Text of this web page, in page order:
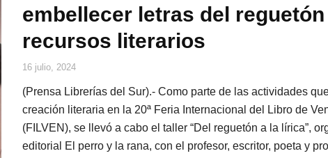
embellecer letras del
recursos literarios
16 julio, 2024
(Prensa Librerías del Sur).- Como parte de las actividades
creación literaria en la 20ª Feria Internacional del Libro de
(FILVEN), se llevó a cabo el taller “Del reguetón a la lírica”,
editorial El perro y la rana, con el profesor, escritor, poeta y